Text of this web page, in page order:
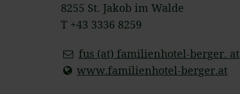
8255 St. Jakob im Walde
T +43 3336 8259
fus (at) familienhotel-berger. at
www.familienhotel-berger.at